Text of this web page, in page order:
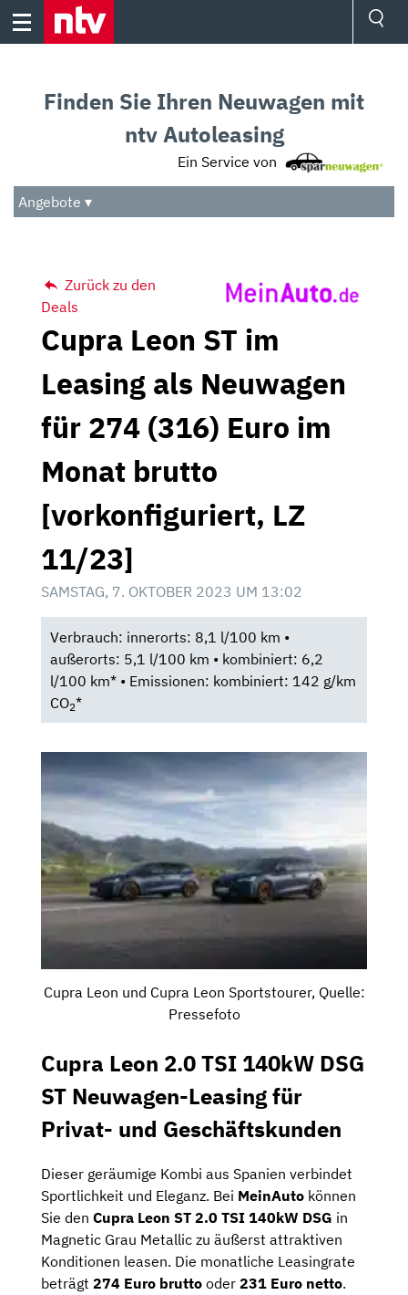
Skip
Audio
Das Beste
Finden Sie Ihren Neuwagen mit
ntv Autoleasing
Ein Service von
Angebote ▾
Zurück zu den
Deals
Cupra Leon ST im
Leasing als Neuwagen
für 274 (316) Euro im
Monat brutto
[vorkonfiguriert, LZ
11/23]
SAMSTAG, 7. OKTOBER 2023 UM 13:02
Verbrauch: innerorts: 8,1 l/100 km •
außerorts: 5,1 l/100 km • kombiniert: 6,2
l/100 km* • Emissionen: kombiniert: 142 g/km
CO2*
Cupra Leon und Cupra Leon Sportstourer, Quelle:
Pressefoto
Cupra Leon 2.0 TSI 140kW DSG
ST Neuwagen-Leasing für
Privat- und Geschäftskunden
Dieser geräumige Kombi aus Spanien verbindet
Sportlichkeit und Eleganz. Bei MeinAuto können
Sie den Cupra Leon ST 2.0 TSI 140kW DSG in
Magnetic Grau Metallic zu äußerst attraktiven
Konditionen leasen. Die monatliche Leasingrate
beträgt 274 Euro brutto oder 231 Euro netto.